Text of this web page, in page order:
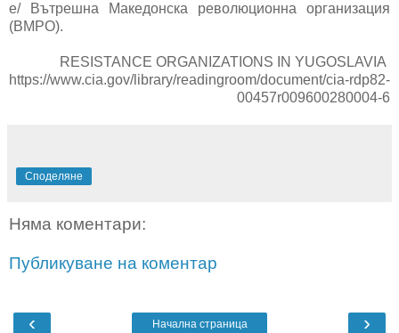
е/ Вътрешна Македонска революционна организация
(ВМРО).
RESISTANCE ORGANIZATIONS IN YUGOSLAVIA
https://www.cia.gov/library/readingroom/document/cia-rdp82-
00457r009600280004-6
Споделяне
Няма коментари:
Публикуване на коментар
‹ ›
Начална страница